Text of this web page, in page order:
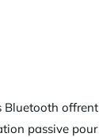
Bluetooth offrent
passive pour